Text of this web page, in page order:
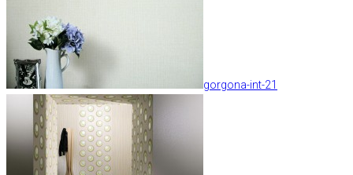
gorgona-int-21